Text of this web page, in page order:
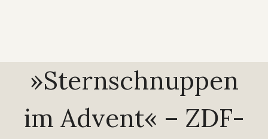
»Sternschnuppen
im Advent« – ZDF-